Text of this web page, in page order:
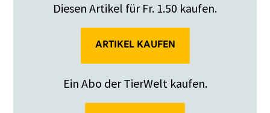
Diesen Artikel für Fr. 1.50 kaufen.
ARTIKEL KAUFEN
Ein Abo der TierWelt kaufen.